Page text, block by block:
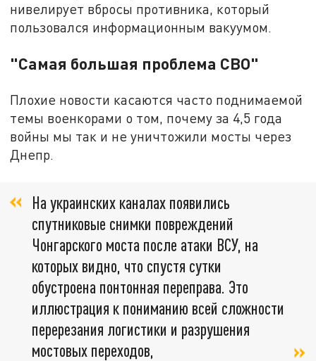
нивелирует вбросы противника, который
пользовался информационным вакуумом.
"Самая большая проблема СВО"
Плохие новости касаются часто поднимаемой
темы военкорами о том, почему за 4,5 года
войны мы так и не уничтожили мосты через
Днепр.
На украинских каналах появились
спутниковые снимки повреждений
Чонгарского моста после атаки ВСУ, на
которых видно, что спустя сутки
обустроена понтонная переправа. Это
иллюстрация к пониманию всей сложности
перерезания логистики и разрушения
мостовых переходов,